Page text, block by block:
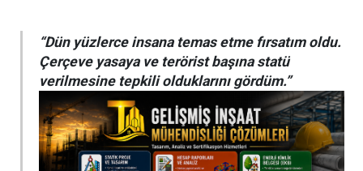
“Dün yüzlerce insana temas etme fırsatım oldu.
Çerçeve yasaya ve terörist başına statü
verilmesine tepkili olduklarını gördüm.”